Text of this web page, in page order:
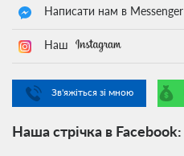
Написати нам в Messenger
Наш
Зв'яжіться зі мною
Наша стрічка в Facebook: